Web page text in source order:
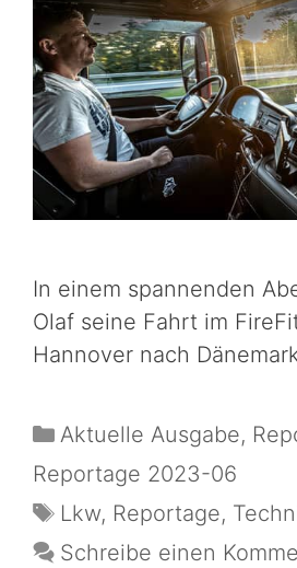
In einem spannenden
Olaf seine Fahrt im
Hannover nach
Aktuelle Ausgabe,
Reportage 2023-06
Lkw, Reportage,
Schreibe einen